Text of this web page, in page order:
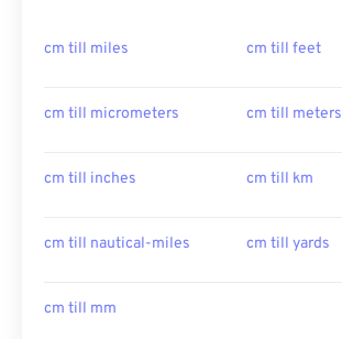
cm till miles cm till feet
cm till micrometers cm till meters
cm till inches cm till km
cm till nautical-miles cm till yards
cm till mm